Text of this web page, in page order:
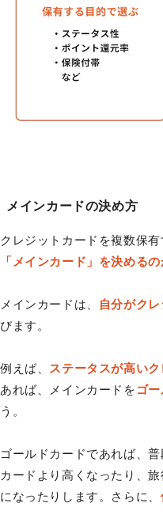
メインカードの決め方
クレジットカードを複数保有
「メインカード」を決める
メインカードは、 自分がク
びます。
例えば、 ステータスが高い
あれば、メインカードを ゴ
う。
ゴールドカードであれば、
カードより高くなったり、
になったりします。さらに、